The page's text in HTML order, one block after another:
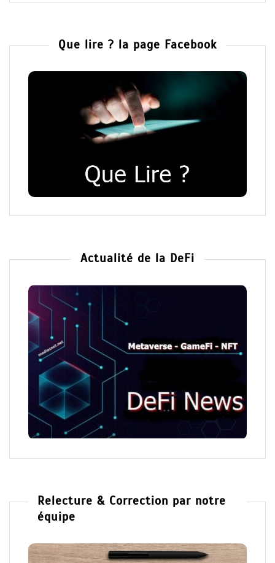
Que lire ? la page Facebook
Actualité de la DeFi
Relecture & Correction par notre
équipe